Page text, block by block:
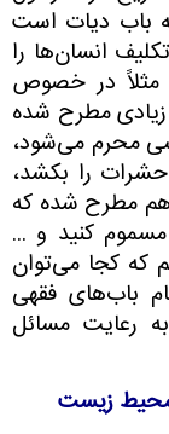
باب دیات است
انسان‌ها را
در خصوص
مطرح شده
محرم می‌شود،
را بکشد،
هم مطرح شده که
کنید و ...
که کجا می‌توان
باب‌های فقهی
رعایت مسائل
زیست